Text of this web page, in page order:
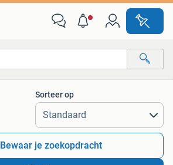
Alle afstanden…
Sorteer op
Bewaar je zoekopdracht